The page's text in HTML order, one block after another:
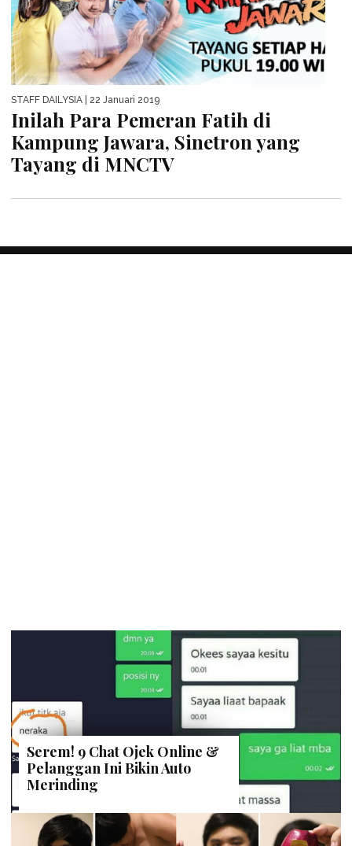
STAFF DAILYSIA | 22 Januari 2019
Inilah Para Pemeran Fatih di
Kampung Jawara, Sinetron yang
Tayang di MNCTV
Serem! 9 Chat Ojek Online &
Pelanggan Ini Bikin Auto
Merinding